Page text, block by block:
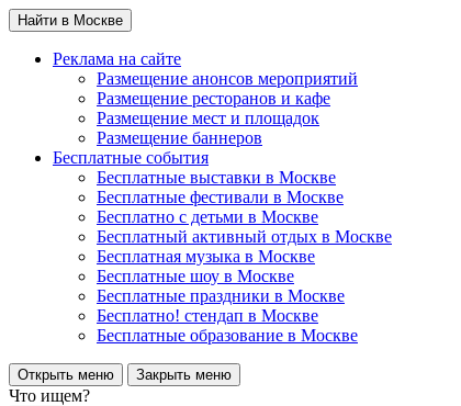
Найти в Москве
Реклама на сайте
Размещение анонсов мероприятий
Размещение ресторанов и кафе
Размещение мест и площадок
Размещение баннеров
Бесплатные события
Бесплатные выставки в Москве
Бесплатные фестивали в Москве
Бесплатно с детьми в Москве
Бесплатный активный отдых в Москве
Бесплатная музыка в Москве
Бесплатные шоу в Москве
Бесплатные праздники в Москве
Бесплатно! стендап в Москве
Бесплатные образование в Москве
Открыть меню Закрыть меню
Что ищем?